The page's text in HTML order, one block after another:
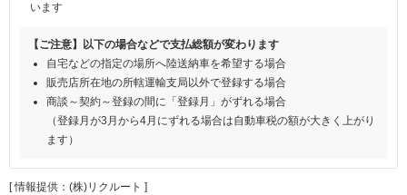
います
【ご注意】以下の場合などで支払総額が変わります
自宅などの指定の場所へ陸送納車を希望する場合
販売店所在地の所轄運輸支局以外で登録する場合
商談～契約～登録の間に「登録月」がずれる場合
（登録月が3月から4月にずれる場合は自動車税の額が大きく上がり
ます）
[ 情報提供：(株)リクルート ]